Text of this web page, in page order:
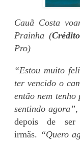
Cauã Costa
Prainha (
Pro)
“Estou muito
ter vencido o
então nem tenho
sentindo agora”,
depois de
irmãs. “Quero